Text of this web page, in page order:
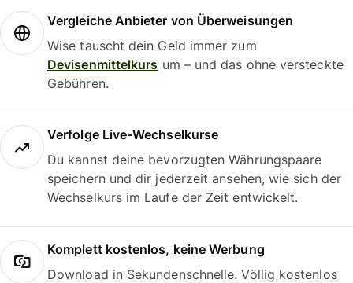
Vergleiche Anbieter von Überweisungen
Wise tauscht dein Geld immer zum
Devisenmittelkurs um – und das ohne versteckte
Gebühren.
Verfolge Live-Wechselkurse
Du kannst deine bevorzugten Währungspaare
speichern und dir jederzeit ansehen, wie sich der
Wechselkurs im Laufe der Zeit entwickelt.
Komplett kostenlos, keine Werbung
Download in Sekundenschnelle. Völlig kostenlos